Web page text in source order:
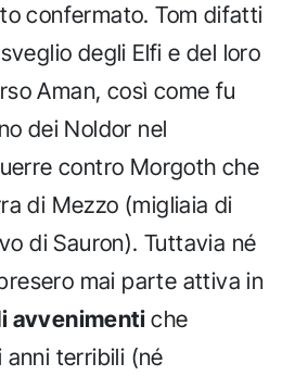
confermato. Tom difatti
degli Elfi e del loro
Aman, così come fu
dei Noldor nel
contro Morgoth che
di Mezzo (migliaia di
di Sauron). Tuttavia né
mai parte attiva in
avvenimentiche
terribili (né